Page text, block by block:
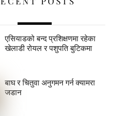
एसियाडको बन्द प्रशिक्षणमा रहेका
खेलाडी रोयल र पशुपति बुटिकमा
बाघ र चितुवा अनुगमन गर्न क्यामरा
जडान